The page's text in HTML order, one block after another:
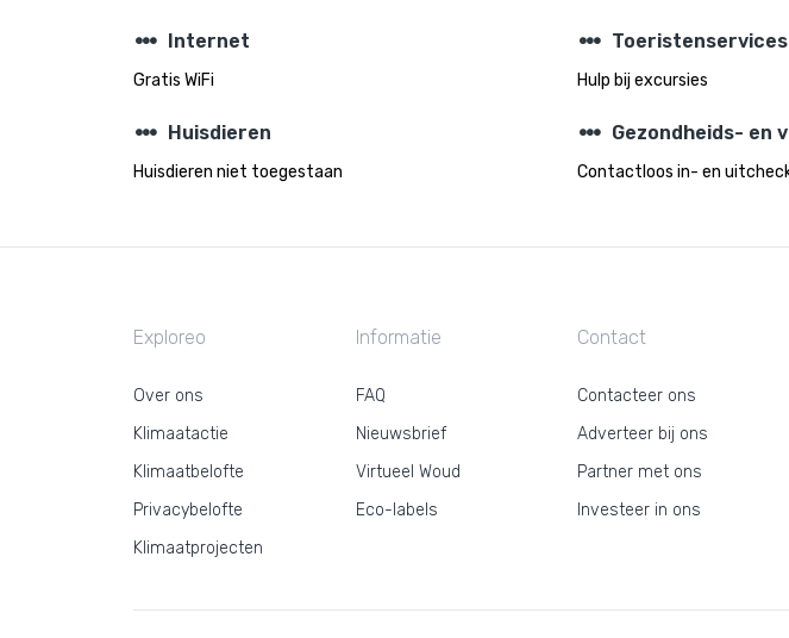
steppers Internet
Gratis WiFi
steppers Toeristenservices
Hulp bij excursies
steppers Huisdieren
Huisdieren niet toegestaan
steppers Gezondheids- en
Contactloos in- en
Exploreo
Over ons
Klimaatactie
Klimaatbelofte
Privacybelofte
Klimaatprojecten
Informatie
FAQ
Nieuwsbrief
Virtueel Woud
Eco-labels
Contact
Contacteer ons
Adverteer bij ons
Partner met ons
Investeer in ons